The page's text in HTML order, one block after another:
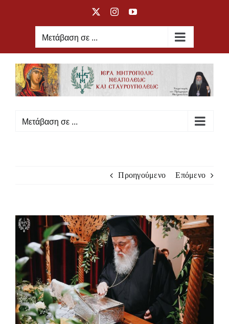
X InstagramYouTube
Μετάβαση σε ...
Μετάβαση σε ...
Προηγούμενο Επόμενο
Προβολή
μεγαλύτερης
εικόνας